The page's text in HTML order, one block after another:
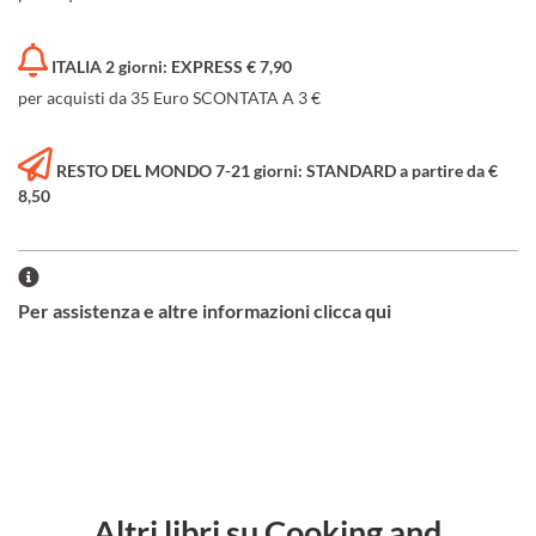
ITALIA 2 giorni: EXPRESS € 7,90
per acquisti da 35 Euro SCONTATA A 3 €
RESTO DEL MONDO 7-21 giorni: STANDARD a partire da €
8,50
Per assistenza e altre informazioni clicca qui